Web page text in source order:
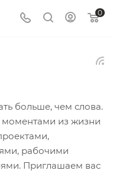
0
больше, чем слова.
из жизни
рабочими
Приглашаем вас